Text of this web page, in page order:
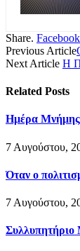
Share. Facebook
Previous Article
Next Article Η
Related Posts
Ημέρα Μνήμης
7 Αυγούστου,
Όταν ο
7 Αυγούστου,
Συλλυπητήριο